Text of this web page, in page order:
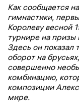
Как сообщается
гимнастики,
Королеву весной
турнире на призы
Здесь он показал
оборот на
совершенно
комбинацию,
композиции
мире.